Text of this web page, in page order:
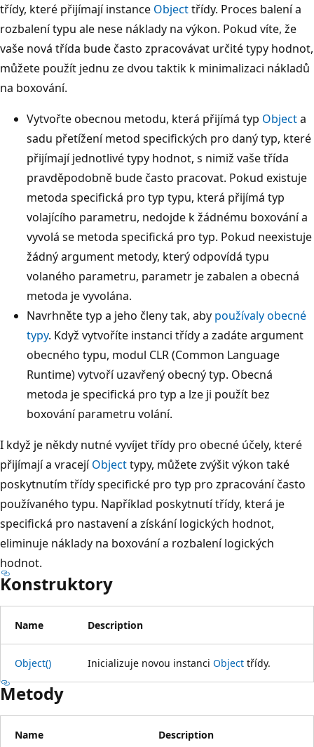
třídy, které přijímají instance Objecttřídy. Proces balení a
rozbalení typu ale nese náklady na výkon. Pokud víte, že
vaše nová třída bude často zpracovávat určité typy hodnot,
můžete použít jednu ze dvou taktik k minimalizaci nákladů
na boxování.
Vytvořte obecnou metodu, která přijímá typ Objecta
sadu přetížení metod specifických pro daný typ, které
přijímají jednotlivé typy hodnot, s nimiž vaše třída
pravděpodobně bude často pracovat. Pokud existuje
metoda specifická pro typ typu, která přijímá typ
volajícího parametru, nedojde k žádnému boxování a
vyvolá se metoda specifická pro typ. Pokud neexistuje
žádný argument metody, který odpovídá typu
volaného parametru, parametr je zabalen a obecná
metoda je vyvolána.
Navrhněte typ a jeho členy tak, aby používaly obecné
typy. Když vytvoříte instanci třídy a zadáte argument
obecného typu, modul CLR (Common Language
Runtime) vytvoří uzavřený obecný typ. Obecná
metoda je specifická pro typ a lze ji použít bez
boxování parametru volání.
I když je někdy nutné vyvíjet třídy pro obecné účely, které
přijímají a vracejíObjecttypy, můžete zvýšit výkon také
poskytnutím třídy specifické pro typ pro zpracování často
používaného typu. Například poskytnutí třídy, která je
specifická pro nastavení a získání logických hodnot,
eliminuje náklady na boxování a rozbalení logických
hodnot.
Konstruktory
Name Description
Object() Inicializuje novou instanci Object třídy.
Metody
Name Description